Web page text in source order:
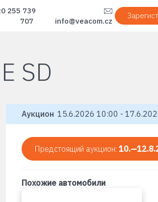
255 739
707
info@veacom.cz
SD
Аукцион 15.6.2026 10:00 -
Предстоящий аукцион:
Похожие автомобили